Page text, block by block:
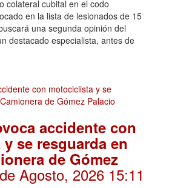
colateral cubital en el codo
en la lista de lesionados de 15
una segunda opinión del
destacado especialista, antes de
accidente con
se resguarda en
de Gómez
Agosto, 2026 15:11